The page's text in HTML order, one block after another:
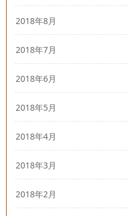
2018年8月
2018年7月
2018年6月
2018年5月
2018年4月
2018年3月
2018年2月